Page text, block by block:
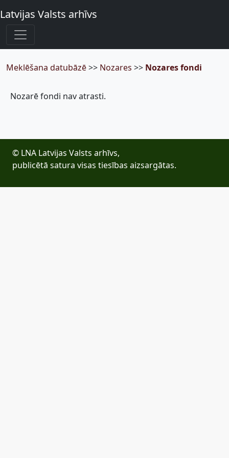
Latvijas Valsts arhīvs
Meklēšana datubāzē>> Nozares >> Nozares fondi
Nozarē fondi nav atrasti.
© LNA Latvijas Valsts arhīvs,
publicētā satura visas tiesības aizsargātas.